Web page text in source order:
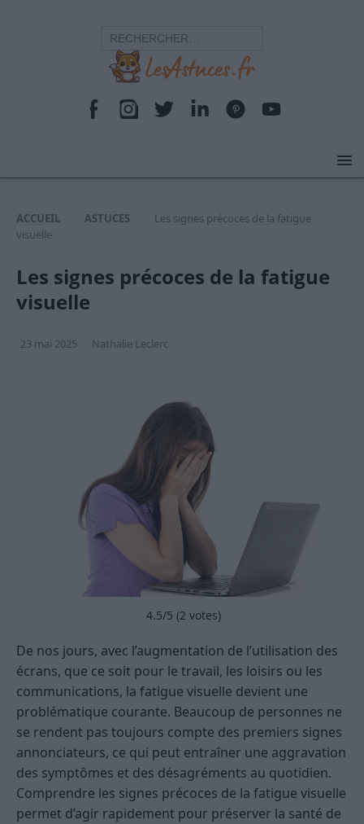
ACCUEIL ASTUCES
Les signes précoces de la fatigue
visuelle
Les signes précoces de la fatigue
visuelle
23 mai 2025 Nathalie Leclerc
4.5/5 (2 votes)
De nos jours, avec l’augmentation de l’utilisation des
écrans, que ce soit pour le travail, les loisirs ou les
communications, la fatigue visuelle devient une
problématique courante. Beaucoup de personnes ne
se rendent pas toujours compte des premiers signes
annonciateurs, ce qui peut entraîner une aggravation
des symptômes et des désagréments au quotidien.
Comprendre les signes précoces de la fatigue visuelle
permet d’agir rapidement pour préserver la santé de